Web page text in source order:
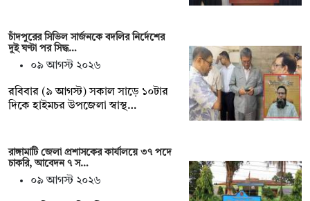
চাঁদপুরের সিভিল সার্জনকে বদলির নির্দেশের
দুই ঘণ্টা পর সিদ্ধ…
০৯ আগস্ট ২০২৬
রবিবার (৯ আগস্ট) সকাল সাড়ে ১০টার
দিকে হাইমচর উপজেলা স্বাস্থ…
রাঙ্গামাটি জেলা প্রশাসকের কার্যালয়ে ৩৭ পদে
চাকরি, আবেদন ৭ স…
০৯ আগস্ট ২০২৬